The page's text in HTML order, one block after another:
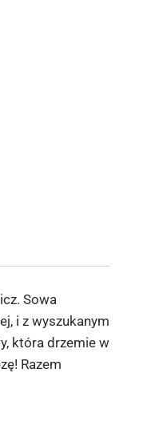
Sowa
i z wyszukanym
która drzemie w
Razem